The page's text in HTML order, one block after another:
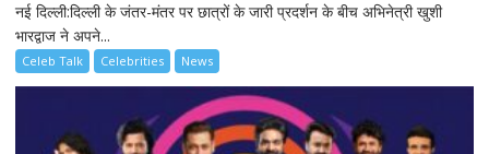
नई दिल्ली:दिल्ली के जंतर-मंतर पर छात्रों के जारी प्रदर्शन के बीच अभिनेत्री खुशी
भारद्वाज ने अपने...
Celeb Talk Celebrities News